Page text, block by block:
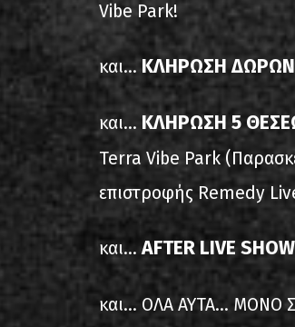
Vibe Park!
και... ΚΛΗΡΩΣΗ ΔΩΡΩΝ
και... ΚΛΗΡΩΣΗ 5
Terra Vibe Park
επιστροφής Remedy
και...AFTER LIVE
και... ΟΛΑ ΑΥΤΑ... ΜΟΝΟ